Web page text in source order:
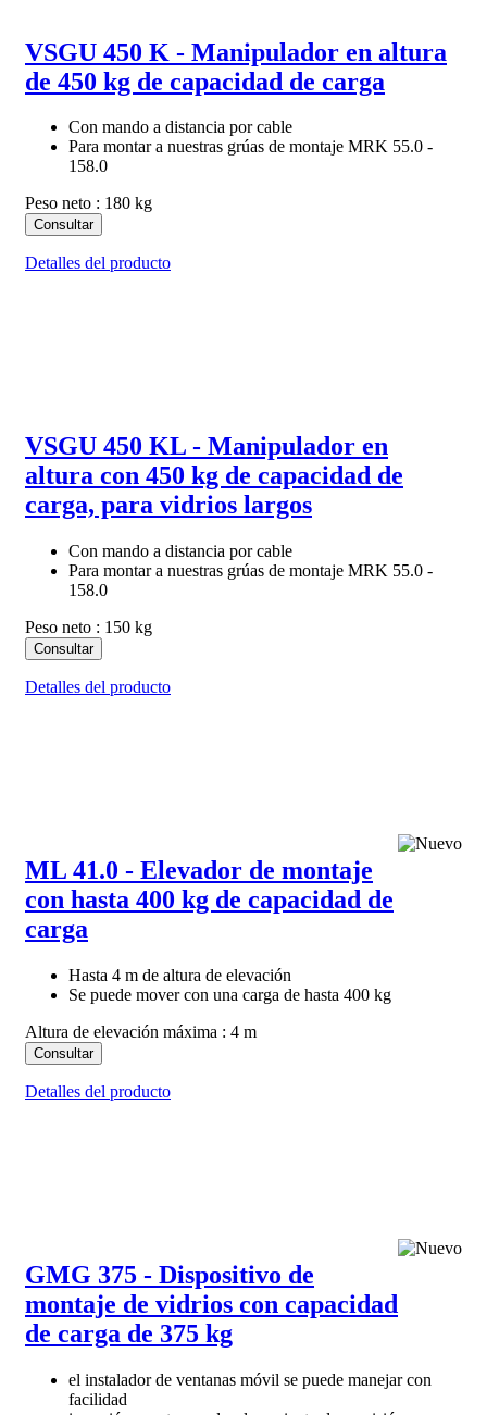
VSGU 450 K - Manipulador en altura
de 450 kg de capacidad de carga
Con mando a distancia por cable
Para montar a nuestras grúas de montaje MRK 55.0 -
158.0
Peso neto : 180 kg
Consultar
Detalles del producto
VSGU 450 KL - Manipulador en
altura con 450 kg de capacidad de
carga, para vidrios largos
Con mando a distancia por cable
Para montar a nuestras grúas de montaje MRK 55.0 -
158.0
Peso neto : 150 kg
Consultar
Detalles del producto
ML 41.0 - Elevador de montaje
con hasta 400 kg de capacidad de
carga
Hasta 4 m de altura de elevación
Se puede mover con una carga de hasta 400 kg
Altura de elevación máxima : 4 m
Consultar
Detalles del producto
GMG 375 - Dispositivo de
montaje de vidrios con capacidad
de carga de 375 kg
el instalador de ventanas móvil se puede manejar con
facilidad